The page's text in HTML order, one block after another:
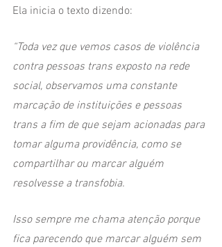
Ela inicia o texto dizendo:
“Toda vez que vemos casos de violência
contra pessoas trans exposto na rede
social, observamos uma constante
marcação de instituições e pessoas
trans a fim de que sejam acionadas para
tomar alguma providência, como se
compartilhar ou marcar alguém
resolvesse a transfobia.
Isso sempre me chama atenção porque
fica parecendo que marcar alguém sem